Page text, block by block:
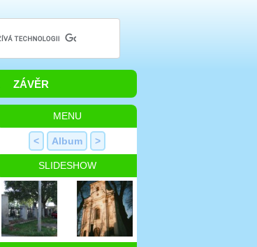
ZÁVĚR
MENU
< Album >
SLIDESHOW